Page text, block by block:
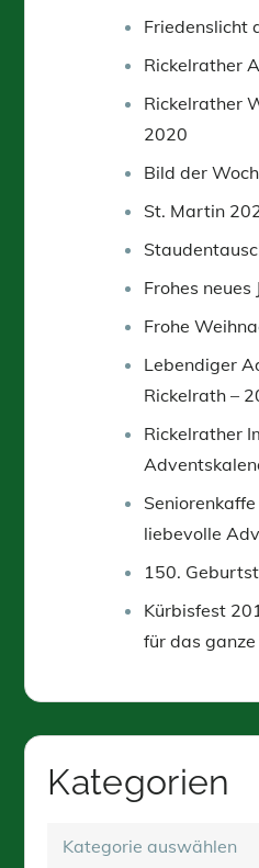
Friedenslicht
Rickelrather
Rickelrather
2020
Bild der
St. Martin
Frohes neues
Frohe
Lebendiger
Rickelrath –
Rickelrather
liebevolle
150.
Kürbisfest
für das
Kategorien
Kategorien